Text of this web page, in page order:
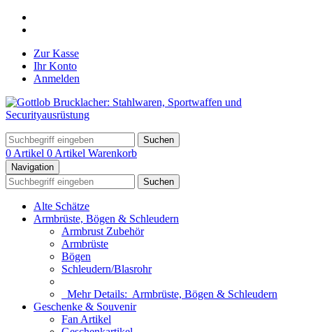
Zur Kasse
Ihr Konto
Anmelden
Suchen
0 Artikel 0 Artikel Warenkorb
Navigation
Suchen
Alte Schätze
Armbrüste, Bögen & Schleudern
Armbrust Zubehör
Armbrüste
Bögen
Schleudern/Blasrohr
Mehr Details: Armbrüste, Bögen & Schleudern
Geschenke & Souvenir
Fan Artikel